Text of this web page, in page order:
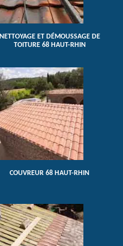
NETTOYAGE ET DÉMOUSSAGE DE
TOITURE 68 HAUT-RHIN
COUVREUR 68 HAUT-RHIN